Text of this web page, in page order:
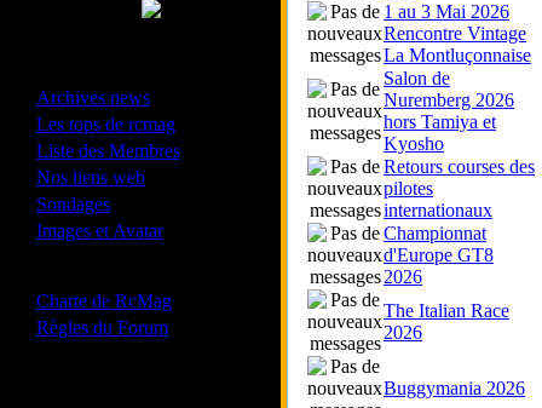
Archives news
Les tops de rcmag
Liste des Membres
Nos liens web
Sondages
Images et Avatar
Charte de RcMag
Règles du Forum
1 au 3 Mai 2026
Rencontre Vintage
La Montluçonnaise
Salon de
Nuremberg 2026
hors Tamiya et
Kyosho
Retours courses des
pilotes
internationaux
Championnat
d'Europe GT8
2026
The Italian Race
2026
Buggymania 2026